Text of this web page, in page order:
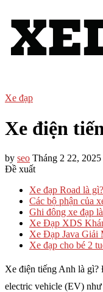
Xe đạp
Xe điện
by seo Tháng 2 22, 2025
Đề xuất
Xe đạp Road là
Các bộ phận của
Ghi đông xe đạp
Xe Đạp XDS
Xe Đạp Java Giải
Xe đạp cho bé 2
Xe điện tiếng Anh là gì?
electric vehicle (EV)